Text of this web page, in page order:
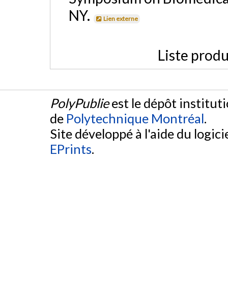
NY.
Lien externe
Liste
PolyPublieest le dépôt
de Polytechnique Montréal.
Site développé à l'aide du
EPrints.